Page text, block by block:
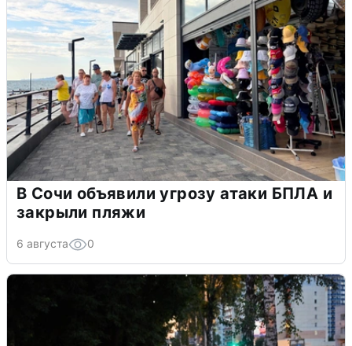
В Сочи объявили угрозу атаки БПЛА и
закрыли пляжи
6 августа 0